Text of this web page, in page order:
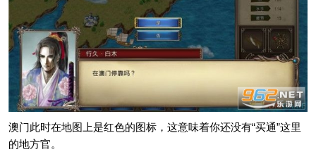
澳门此时在地图上是红色的图标，这意味着你还没有“买通”这里
的地方官。